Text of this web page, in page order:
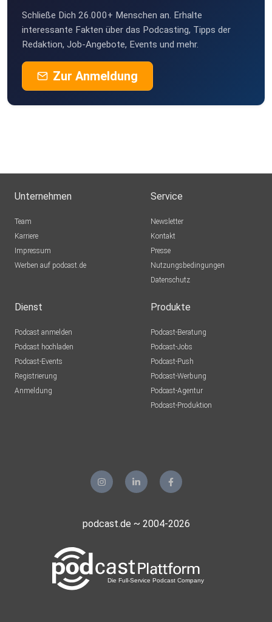
Schließe Dich 26.000+ Menschen an. Erhalte
interessante Fakten über das Podcasting, Tipps der
Redaktion, Job-Angebote, Events und mehr.
Zur Anmeldung
Unternehmen
Team
Karriere
Impressum
Werben auf podcast.de
Service
Newsletter
Kontakt
Presse
Nutzungsbedingungen
Datenschutz
Dienst
Podcast anmelden
Podcast hochladen
Podcast-Events
Registrierung
Anmeldung
Produkte
Podcast-Beratung
Podcast-Jobs
Podcast-Push
Podcast-Werbung
Podcast-Agentur
Podcast-Produktion
podcast.de ~ 2004-2026